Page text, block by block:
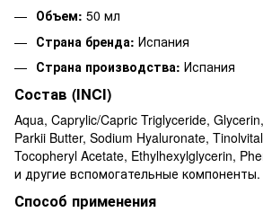
Объем: 50 мл
Страна бренда: Испания
Страна производства: Испания
Состав (INCI)
Aqua, Caprylic/Capric Triglyceride,
Parkii Butter, Sodium Hyaluronate,
Tocopheryl Acetate, Ethylhexylglycerin,
и другие вспомогательные компоненты.
Способ применения